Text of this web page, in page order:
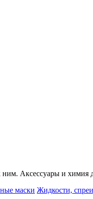
Аксессуары и химия
маски Жидкости,